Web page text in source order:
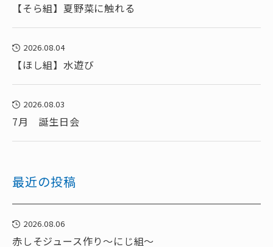
【そら組】夏野菜に触れる
2026.08.04
【ほし組】水遊び
2026.08.03
7月 誕生日会
最近の投稿
2026.08.06
赤しそジュース作り～にじ組～